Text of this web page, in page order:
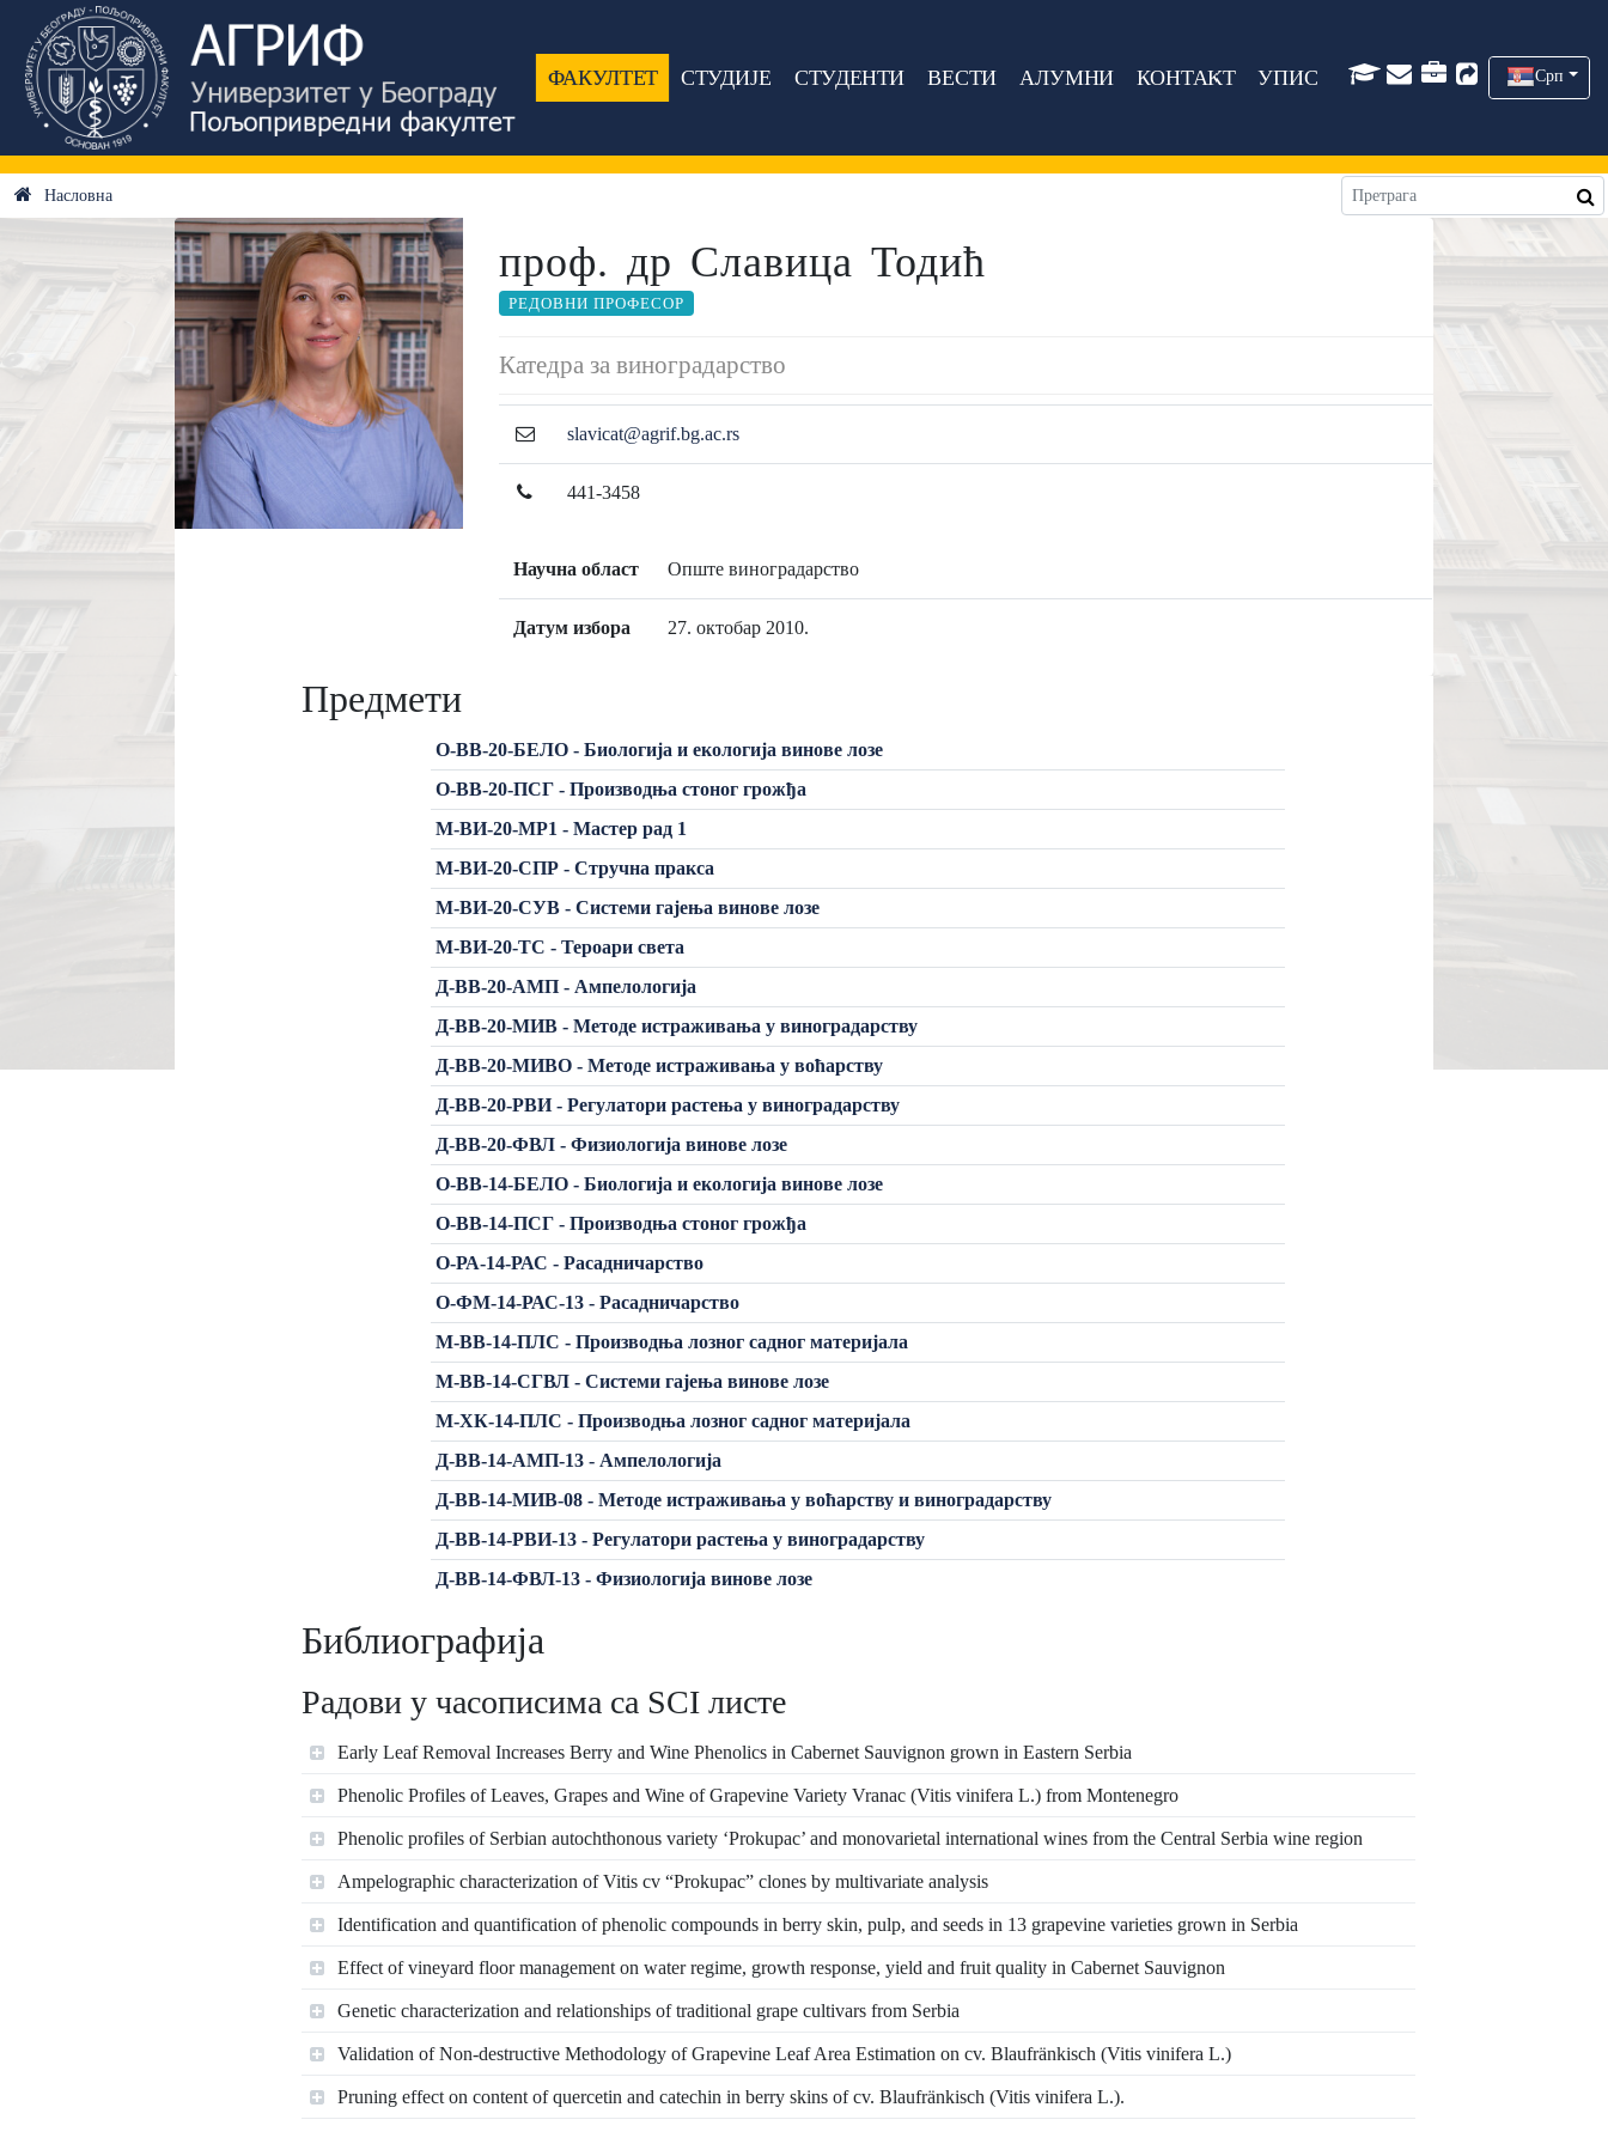
ФАКУЛТЕТ СТУДИЈЕ СТУДЕНТИ ВЕСТИ АЛУМНИ КОНТАКТ УПИС Срп
Насловна
проф. др Славица Тодић
РЕДОВНИ ПРОФЕСОР
Катедра за виноградарство
slavicat@agrif.bg.ac.rs
441-3458
Научна област Опште виноградарство
Датум избора 27. октобар 2010.
Предмети
О-ВВ-20-БЕЛО - Биологија и екологија винове лозе
О-ВВ-20-ПСГ - Производња стоног грожђа
М-ВИ-20-МР1 - Мастер рад 1
М-ВИ-20-СПР - Стручна пракса
М-ВИ-20-СУВ - Системи гајења винове лозе
М-ВИ-20-ТС - Тероари света
Д-ВВ-20-АМП - Ампелологија
Д-ВВ-20-МИВ - Методе истраживања у виноградарству
Д-ВВ-20-МИВО - Методе истраживања у воћарству
Д-ВВ-20-РВИ - Регулатори растења у виноградарству
Д-ВВ-20-ФВЛ - Физиологија винове лозе
О-ВВ-14-БЕЛО - Биологија и екологија винове лозе
О-ВВ-14-ПСГ - Производња стоног грожђа
О-РА-14-РАС - Расадничарство
О-ФМ-14-РАС-13 - Расадничарство
М-ВВ-14-ПЛС - Производња лозног садног материјала
М-ВВ-14-СГВЛ - Системи гајења винове лозе
М-ХК-14-ПЛС - Производња лозног садног материјала
Д-ВВ-14-АМП-13 - Ампелологија
Д-ВВ-14-МИВ-08 - Методе истраживања у воћарству и виноградарству
Д-ВВ-14-РВИ-13 - Регулатори растења у виноградарству
Д-ВВ-14-ФВЛ-13 - Физиологија винове лозе
Библиографија
Радови у часописима са SCI листе
Early Leaf Removal Increases Berry and Wine Phenolics in Cabernet Sauvignon grown in Eastern Serbia
Phenolic Profiles of Leaves, Grapes and Wine of Grapevine Variety Vranac (Vitis vinifera L.) from Montenegro
Phenolic profiles of Serbian autochthonous variety ‘Prokupac’ and monovarietal international wines from the Central Serbia wine region
Ampelographic characterization of Vitis cv “Prokupac” clones by multivariate analysis
Identification and quantification of phenolic compounds in berry skin, pulp, and seeds in 13 grapevine varieties grown in Serbia
Effect of vineyard floor management on water regime, growth response, yield and fruit quality in Cabernet Sauvignon
Genetic characterization and relationships of traditional grape cultivars from Serbia
Validation of Non-destructive Methodology of Grapevine Leaf Area Estimation on cv. Blaufränkisch (Vitis vinifera L.)
Pruning effect on content of quercetin and catechin in berry skins of cv. Blaufränkisch (Vitis vinifera L.).